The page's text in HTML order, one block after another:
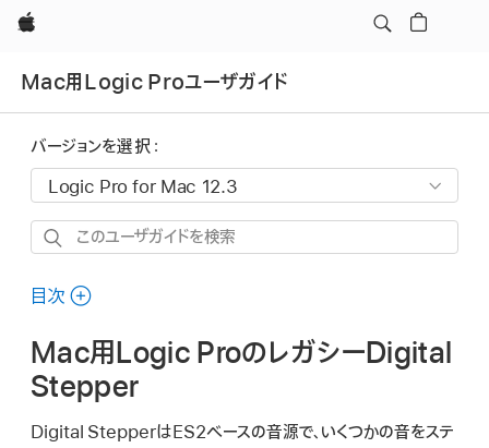
Apple
Mac用Logic Proユーザガイド
バージョンを選択：
こ
ユ
ザ
ガ
ド
目次
Mac用Logic ProのレガシーDigital
Stepper
Digital StepperはES2ベースの音源で、いくつかの音をステ